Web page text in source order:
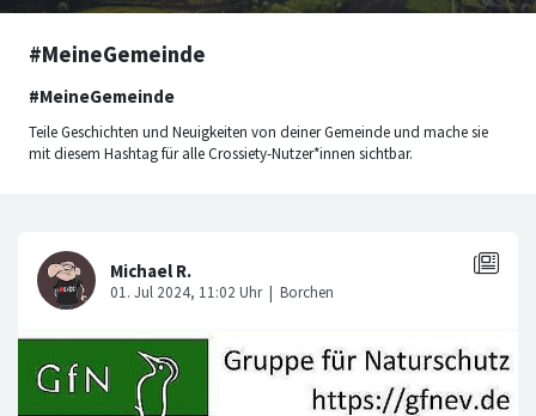
#MeineGemeinde
#MeineGemeinde
Teile Geschichten und Neuigkeiten von deiner Gemeinde und mache sie
mit diesem Hashtag für alle Crossiety-Nutzer*innen sichtbar.